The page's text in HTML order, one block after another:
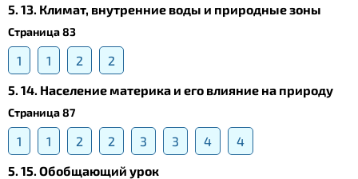
5. 13. Климат, внутренние воды и природные зоны
Страница 83
1 1 2
2
5. 14. Население материка и его влияние на природу
Страница 87
1 1 2 2 3 3 4
4
5. 15. Обобщающий урок